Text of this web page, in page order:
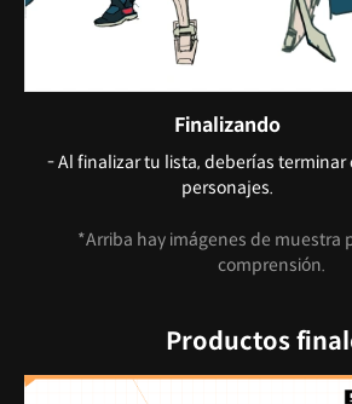
Finalizando
- Al finalizar tu lista, deberías terminar
personajes.
*Arriba hay imágenes de muestra
comprensión.
Productos